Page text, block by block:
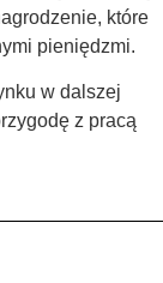
które
pieniędzmi.
w dalszej
z pracą